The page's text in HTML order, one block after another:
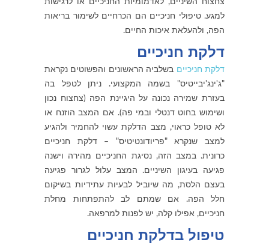
צחצוח השיניים, לאדמומיות החניכיים או לרגישות
למגע. טיפולי חניכיים הם הכרחיים לשימור בריאות
הפה, ולהעלאת איכות החיים.
דלקת חניכיים
דלקת חניכיים בשלביה הראשונים והפשוטים נקראת
"ג'ינג'יבייטיס" בשמה המקצועי. ניתן לטפל בה
בעזרת שמירה נכונה על היגיינת הפה (צחצוח נכון
ושימוש בחוט דנטלי ובמי פה). אם המצב הוזנח או
לא טופל כראוי, מצב הדלקת עשוי להחמיר ולהגיע
למצב שנקרא "פריודונטיטיס" – דלקת חניכיים
כרונית. במצב הזה, נסיגת החניכיים מהירה וישנה
פגיעה בעיגון השיניים. המצב עלול לגרור פגיעה
בעצם הלסת, מה שיוביל לבעיות עתידיות בשיקום
חלל הפה. אם שמתם לב להתפתחות מחלת
חניכיים, אפילו קלה, יש לפנות למרפאה.
טיפול בדלקת חניכיים